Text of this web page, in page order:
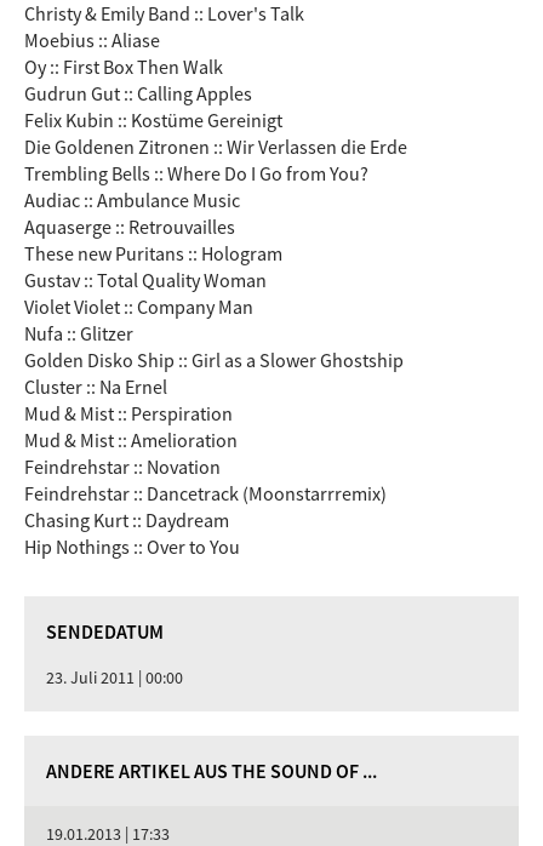
Christy & Emily Band :: Lover's Talk
Moebius :: Aliase
Oy :: First Box Then Walk
Gudrun Gut :: Calling Apples
Felix Kubin :: Kostüme Gereinigt
Die Goldenen Zitronen :: Wir Verlassen die Erde
Trembling Bells :: Where Do I Go from You?
Audiac :: Ambulance Music
Aquaserge :: Retrouvailles
These new Puritans :: Hologram
Gustav :: Total Quality Woman
Violet Violet :: Company Man
Nufa :: Glitzer
Golden Disko Ship :: Girl as a Slower Ghostship
Cluster :: Na Ernel
Mud & Mist :: Perspiration
Mud & Mist :: Amelioration
Feindrehstar :: Novation
Feindrehstar :: Dancetrack (Moonstarrremix)
Chasing Kurt :: Daydream
Hip Nothings :: Over to You
SENDEDATUM
23. Juli 2011 | 00:00
ANDERE ARTIKEL AUS THE SOUND OF ...
19.01.2013 | 17:33